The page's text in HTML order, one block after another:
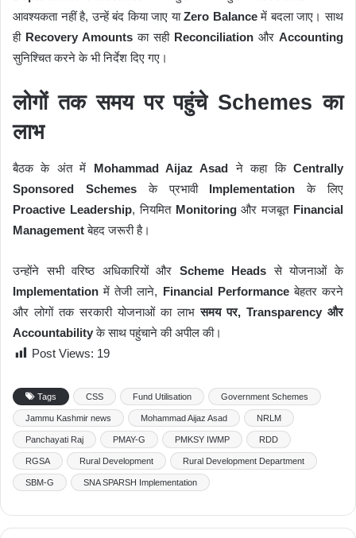
आवश्यकता नहीं है, उन्हें बंद किया जाए याZero Balanceमें बदला जाए। साथ
ही Recovery Amounts का सही Reconciliation और Accounting
सुनिश्चित करने के भी निर्देश दिए गए।
लोगों तक समय पर पहुंचे Schemes का
लाभ
बैठक के अंत में Mohammad Aijaz Asad ने कहा किCentrally
Sponsored Schemesके प्रभावी Implementation के लिए
Proactive Leadership, नियमित Monitoringऔर मजबूत Financial
Managementबेहद जरूरी है।
उन्होंने सभी वरिष्ठ अधिकारियों और Scheme Heads से योजनाओं के
Implementation में तेजी लाने, Financial Performanceबेहतर करने
और लोगों तक सरकारी योजनाओं का लाभसमय पर, Transparency और
Accountabilityके साथ पहुंचाने की अपील की।
Post Views: 19
Tags CSS Fund Utilisation Government Schemes
Jammu Kashmir news Mohammad Aijaz Asad NRLM
Panchayati Raj PMAY-G PMKSY IWMP RDD
RGSA Rural Development Rural Development Department
SBM-G SNA SPARSH Implementation